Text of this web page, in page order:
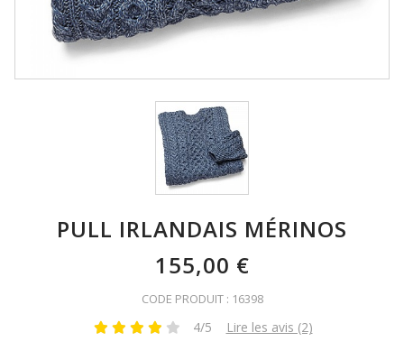
PULL IRLANDAIS MÉRINOS
155,00 €
CODE PRODUIT : 16398
4/5 Lire les avis (2)